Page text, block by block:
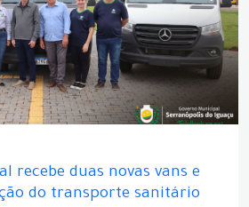
recebe duas novas vans e
do transporte sanitário